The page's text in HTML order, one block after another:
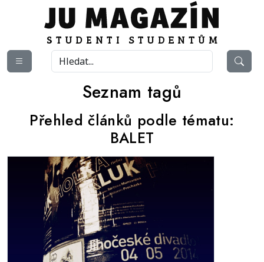
Seznam tagů
Přehled článků podle tématu:
BALET